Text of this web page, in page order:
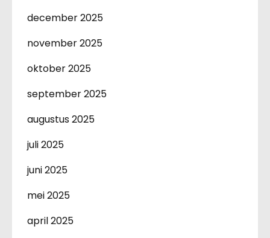
december 2025
november 2025
oktober 2025
september 2025
augustus 2025
juli 2025
juni 2025
mei 2025
april 2025